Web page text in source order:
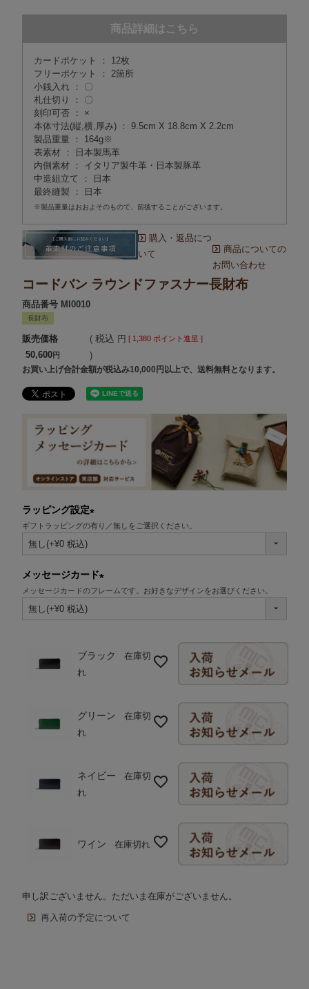
商品詳細はこちら
カードポケット ： 12枚
フリーポケット ： 2箇所
小銭入れ ： 〇
札仕切り ： 〇
刻印可否 ： ×
本体寸法(縦,横,厚み) ： 9.5cm X 18.8cm X 2.2cm
製品重量 ： 164g※
表素材 ： 日本製馬革
内側素材 ： イタリア製牛革・日本製豚革
中造組立て ： 日本
最終縫製 ： 日本
※製品重量はおおよそのもので、前後することがございます。
購入・返品につ
いて
商品についての
お問い合わせ
コードバン ラウンドファスナー長財布
商品番号 MI0010
長財布
販売価格
50,600
税込 [ 1,380 ポイント進呈 ]
お買い上げ合計金額が税込み10,000円以上で、送料無料となります。
ラッピング設定
(必
ギフトラッピングの有り／無しをご選択ください。
メッセージカード
(必
メッセージカードのフレームです。お好きなデザインをお選びください。
ブラック
在庫切
れ
グリーン
在庫切
れ
ネイビー
在庫切
れ
ワイン 在庫切れ
申し訳ございません。ただいま在庫がございません。
再入荷の予定について